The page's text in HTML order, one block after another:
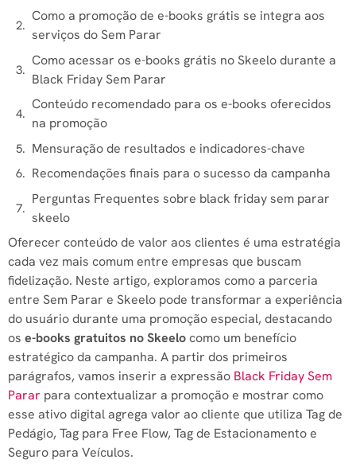
Como a promoção de e-books grátis se integra aos
serviços do Sem Parar
Como acessar os e-books grátis no Skeelo durante a
Black Friday Sem Parar
Conteúdo recomendado para os e-books oferecidos
na promoção
Mensuração de resultados e indicadores-chave
Recomendações finais para o sucesso da campanha
Perguntas Frequentes sobre black friday sem parar
skeelo
Oferecer conteúdo de valor aos clientes é uma estratégia
cada vez mais comum entre empresas que buscam
fidelização. Neste artigo, exploramos como a parceria
entre Sem Parar e Skeelo pode transformar a experiência
do usuário durante uma promoção especial, destacando
os e-books gratuitos no Skeelocomo um benefício
estratégico da campanha. A partir dos primeiros
parágrafos, vamos inserir a expressão Black Friday Sem
Parar para contextualizar a promoção e mostrar como
esse ativo digital agrega valor ao cliente que utiliza Tag de
Pedágio, Tag para Free Flow, Tag de Estacionamento e
Seguro para Veículos.